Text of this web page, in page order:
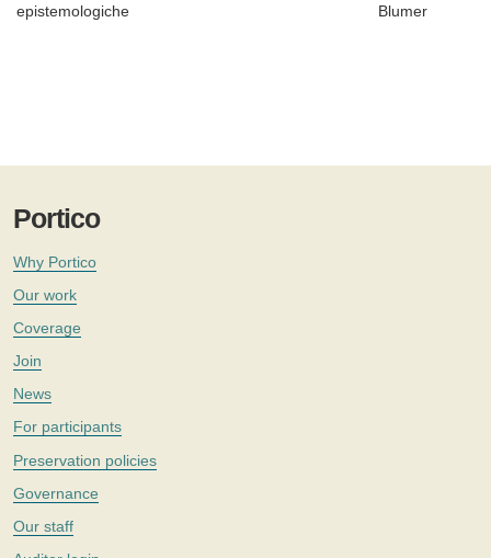
epistemologiche
Blumer
Portico
Why Portico
Our work
Coverage
Join
News
For participants
Preservation policies
Governance
Our staff